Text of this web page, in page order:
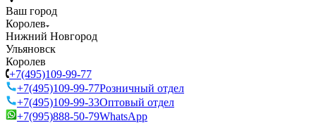
Ваш город
Королев
Нижний Новгород
Ульяновск
Королев
+7(495)109-99-77
+7(495)109-99-77Розничный отдел
+7(495)109-99-33Оптовый отдел
+7(995)888-50-79WhatsApp